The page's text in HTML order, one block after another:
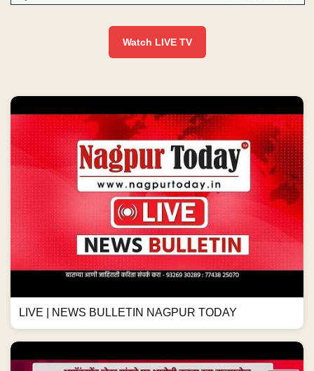
Watch LIVE TV
LIVE | NEWS BULLETIN NAGPUR TODAY